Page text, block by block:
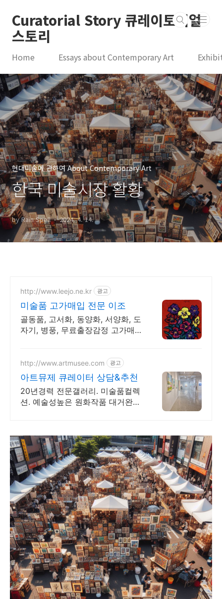
Curatorial Story 큐레이토리얼
스토리
Home Essays about Contemporary Art
현대미술에 관하여 About Contemporary Art
한국 미술시장 활황
by Rain Spell 2024. 4. 14.
http://www.leejo.ne.kr 광고
미술품 고가매입 전문 이조
골동품, 고서화, 동양화, 서양화, 도
자기, 병풍, 무료출장감정 고가매
http://www.artmusee.com 광고
아트뮤제 큐레이터 상담&추천
20년경력 전문갤러리. 미술품컬렉
션. 예술성높은 원화작품 대거완